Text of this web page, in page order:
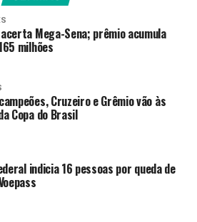
MotaMega-Sena; prêmio acumula
milhões
Cruzeiro e Grêmio vão às
Copa do Brasil
indicia 16 pessoas por queda de